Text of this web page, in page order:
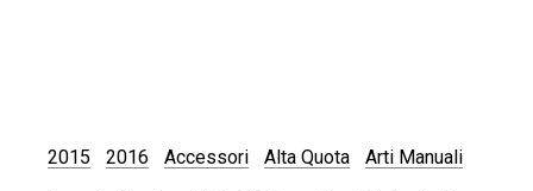
2015 2016 Accessori Alta Quota Arti Manuali